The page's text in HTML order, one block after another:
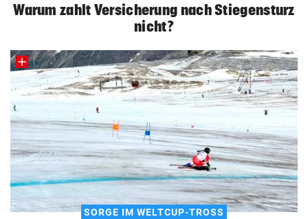
Warum zahlt Versicherung nach Stiegensturz
nicht?
SORGE IM WELTCUP-TROSS